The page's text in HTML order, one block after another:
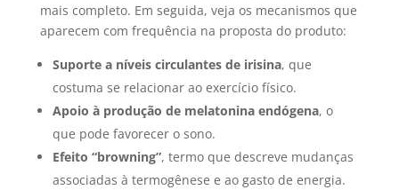
mais completo. Em seguida, veja os mecanismos que
aparecem com frequência na proposta do produto:
Suporte a níveis circulantes de irisina, que
costuma se relacionar ao exercício físico.
Apoio à produção de melatonina endógena, o
que pode favorecer o sono.
Efeito “browning”, termo que descreve mudanças
associadas à termogênese e ao gasto de energia.